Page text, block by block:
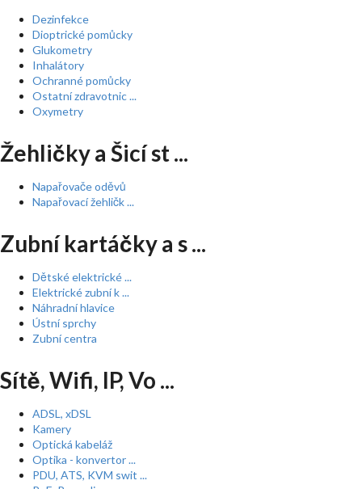
Dezinfekce
Dioptrické pomůcky
Glukometry
Inhalátory
Ochranné pomůcky
Ostatní zdravotnic ...
Oxymetry
Žehličky a Šicí st ...
Napařovače oděvů
Napařovací žehličk ...
Zubní kartáčky a s ...
Dětské elektrické ...
Elektrické zubní k ...
Náhradní hlavice
Ústní sprchy
Zubní centra
Sítě, Wifi, IP, Vo ...
ADSL, xDSL
Kamery
Optická kabeláž
Optika - konvertor ...
PDU, ATS, KVM swit ...